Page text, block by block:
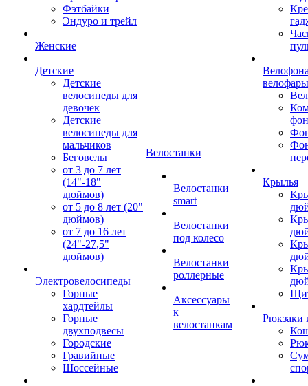
Фэтбайки
Эндуро и трейл
Женские
Детские
Детские
велосипеды для
девочек
Детские
велосипеды для
мальчиков
Беговелы
от 3 до 7 лет
(14"-18"
дюймов)
от 5 до 8 лет (20"
дюймов)
от 7 до 16 лет
(24"-27,5"
дюймов)
Электровелосипеды
Горные
хардтейлы
Горные
двухподвесы
Городские
Гравийные
Шоссейные
Велостанки
Велостанки
smart
Велостанки
под колесо
Велостанки
роллерные
Аксессуары
к
велостанкам
велофары
Крылья
Рюкзаки